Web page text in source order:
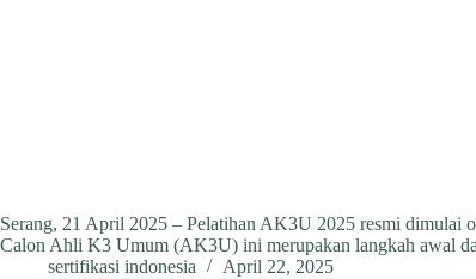
Serang, 21 April 2025 – Pelatihan AK3U 2025 resmi dimulai
Calon Ahli K3 Umum (AK3U) ini merupakan langkah awal
sertifikasi indonesia
April 22, 2025